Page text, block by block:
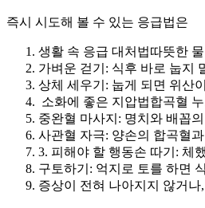
즉시 시도해 볼 수 있는 응급법은
생활 속 응급 대처법따뜻한 물
가벼운 걷기 : 식후 바로 눕지
상체 세우기 : 눕게 되면 위산
소화에 좋은 지압법합곡혈 누
중완혈 마사지 : 명치와 배꼽
사관혈 자극: 양손의 합곡혈
3. 피해야 할 행동손 따기 : 체
구토하기 : 억지로 토를 하면
증상이 전혀 나아지지 않거나,